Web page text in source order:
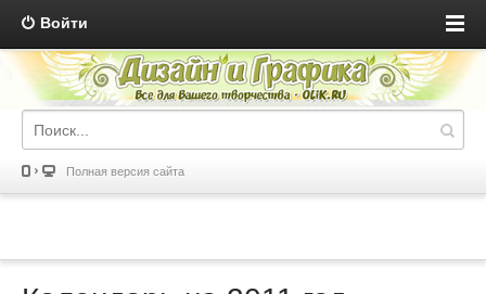
Войти
Полная версия сайта